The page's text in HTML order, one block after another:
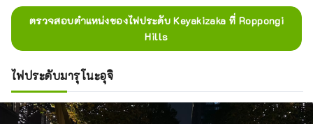
ตรวจสอบตำแหน่งของไฟประดับ Keyakizaka ที่ Roppongi
Hills
ไฟประดับมารุโนะอุจิ